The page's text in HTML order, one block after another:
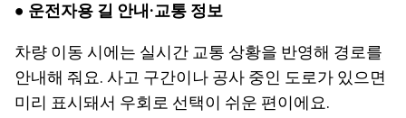
● 운전자용 길 안내·교통 정보
차량 이동 시에는 실시간 교통 상황을 반영해 경로를
안내해 줘요. 사고 구간이나 공사 중인 도로가 있으면
미리 표시돼서 우회로 선택이 쉬운 편이에요.